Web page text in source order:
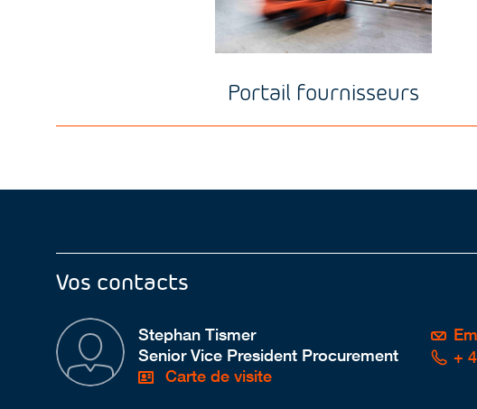
Portail fournisseurs
Vos contacts
Stephan Tismer
Senior Vice President Procurement
Carte de visite
+